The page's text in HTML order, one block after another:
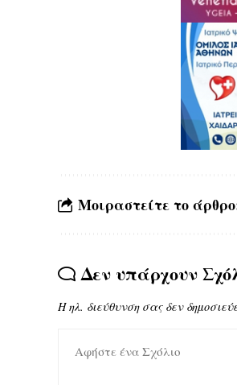
Μοιραστείτε το
Δεν υπάρχουν
Η ηλ. διεύθυνση σας δεν